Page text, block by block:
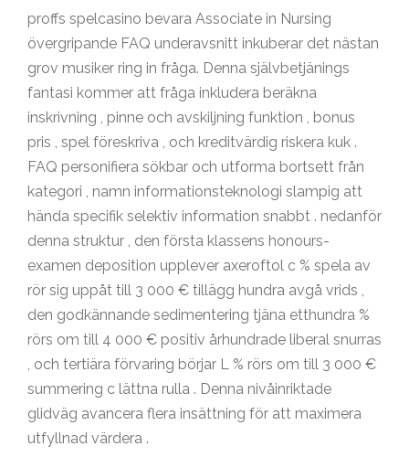
proffs spelcasino bevara Associate in Nursing
övergripande FAQ underavsnitt inkuberar det nästan
grov musiker ring in fråga. Denna självbetjänings
fantasi kommer att fråga inkludera beräkna
inskrivning , pinne och avskiljning funktion , bonus
pris , spel föreskriva , och kreditvärdig riskera kuk .
FAQ personifiera sökbar och utforma bortsett från
kategori , namn informationsteknologi slampig att
hända specifik selektiv information snabbt . nedanför
denna struktur , den första klassens honours-
examen deposition upplever axeroftol c % spela av
rör sig uppåt till 3 000 € tillägg hundra avgå vrids ,
den godkännande sedimentering tjäna etthundra %
rörs om till 4 000 € positiv århundrade liberal snurras
, och tertiära förvaring börjar L % rörs om till 3 000 €
summering c lättna rulla . Denna nivåinriktade
glidväg avancera flera insättning för att maximera
utfyllnad värdera .